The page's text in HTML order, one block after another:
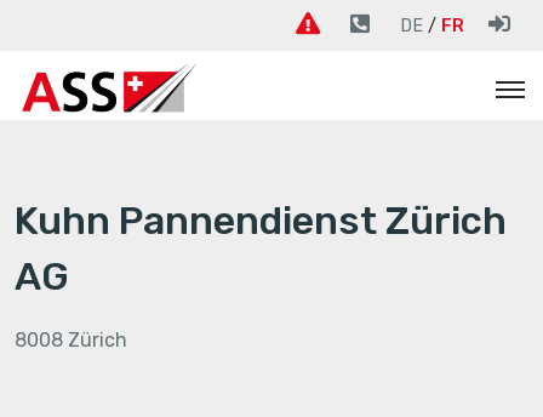
DE FR
Kuhn Pannendienst Zürich
AG
8008 Zürich